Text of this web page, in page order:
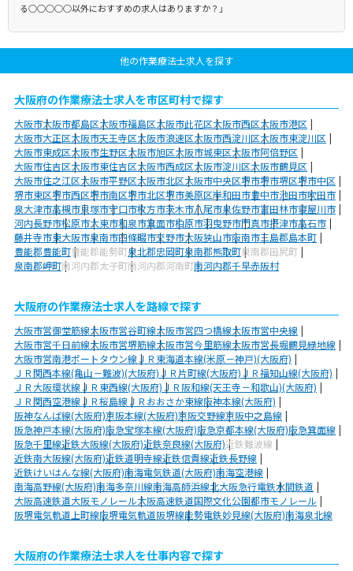
る○○○○○以外におすすめの求人はありますか？」
他の作業療法士求人を探す
大阪府の作業療法士求人を市区町村で探す
大阪市大阪市都島区大阪市福島区大阪市此花区大阪市西区大阪市港区
大阪市大正区大阪市天王寺区大阪市浪速区大阪市西淀川区大阪市東淀川区
大阪市東成区大阪市生野区大阪市旭区大阪市城東区大阪市阿倍野区
大阪市住吉区大阪市東住吉区大阪市西成区大阪市淀川区大阪市鶴見区
大阪市住之江区大阪市平野区大阪市北区大阪市中央区堺市堺市堺区堺市中区
堺市東区堺市西区堺市南区堺市北区堺市美原区岸和田市豊中市池田市吹田市
泉大津市高槻市貝塚市守口市枚方市茨木市八尾市泉佐野市富田林市寝屋川市
河内長野市松原市大東市和泉市箕面市柏原市羽曳野市門真市摂津市高石市
藤井寺市東大阪市泉南市四條畷市交野市大阪狭山市阪南市三島郡島本町
豊能郡豊能町豊能郡能勢町泉北郡忠岡町泉南郡熊取町泉南郡田尻町
泉南郡岬町南河内郡太子町南河内郡河南町南河内郡千早赤阪村
大阪府の作業療法士求人を路線で探す
大阪市営御堂筋線大阪市営谷町線大阪市営四つ橋線大阪市営中央線
大阪市営千日前線大阪市営堺筋線大阪市営今里筋線大阪市営長堀鶴見緑地線
大阪市営南港ポートタウン線ＪＲ東海道本線(米原－神戸)(大阪府)
ＪＲ関西本線(亀山－難波)(大阪府)ＪＲ片町線(大阪府)ＪＲ福知山線(大阪府)
ＪＲ大阪環状線ＪＲ東西線(大阪府)ＪＲ阪和線(天王寺－和歌山)(大阪府)
ＪＲ関西空港線ＪＲ桜島線ＪＲおおさか東線阪神本線(大阪府)
阪神なんば線(大阪府)京阪本線(大阪府)京阪交野線京阪中之島線
阪急神戸本線(大阪府)阪急宝塚本線(大阪府)阪急京都本線(大阪府)阪急箕面線
阪急千里線近鉄大阪線(大阪府)近鉄奈良線(大阪府)近鉄難波線
近鉄南大阪線(大阪府)近鉄道明寺線近鉄信貴線近鉄長野線
近鉄けいはんな線(大阪府)南海電気鉄道(大阪府)南海空港線
南海高野線(大阪府)南海多奈川線南海高師浜線北大阪急行電鉄水間鉄道
大阪高速鉄道大阪モノレール大阪高速鉄道国際文化公園都市モノレール
阪堺電気軌道上町線阪堺電気軌道阪堺線能勢電鉄妙見線(大阪府)南海泉北線
大阪府の作業療法士求人を仕事内容で探す